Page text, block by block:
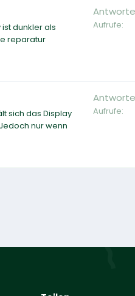
dunkler als
reparatur
Aufrufe
sich das Display
nur wenn
Aufrufe